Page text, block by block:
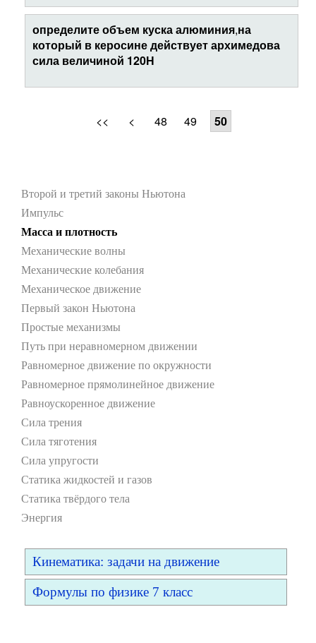
определитеобъем кускаалюминия,на
который в керосинедействуетархимедова
сила величиной 120Н
<< < 48 49 50
Второй и третий законы Ньютона
Импульс
Масса и плотность
Механические волны
Механические колебания
Механическое движение
Первый закон Ньютона
Простые механизмы
Путь при неравномерном движении
Равномерное движение по окружности
Равномерное прямолинейное движение
Равноускоренное движение
Сила трения
Сила тяготения
Сила упругости
Статика жидкостей и газов
Статика твёрдого тела
Энергия
Кинематика: задачи на движение
Формулы по физике 7 класс